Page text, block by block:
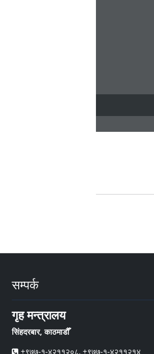
सम्पर्क
गृह मन्त्रालय
सिंहदरबार, काठमाडौँ
+९७७-१-४२११२०८, +९७७-१-४२११२१४